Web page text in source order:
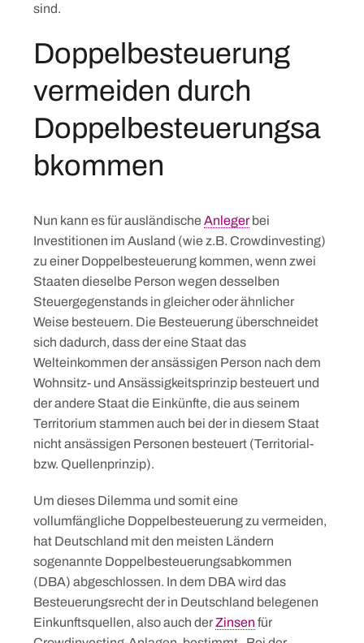
sind.
Doppelbesteuerung
vermeiden durch
Doppelbesteuerungsa
bkommen
Nun kann es für ausländische Anlegerbei
Investitionen im Ausland (wie z.B. Crowdinvesting)
zu einer Doppelbesteuerung kommen, wenn zwei
Staaten dieselbe Person wegen desselben
Steuergegenstands in gleicher oder ähnlicher
Weise besteuern. Die Besteuerung überschneidet
sich dadurch, dass der eine Staat das
Welteinkommen der ansässigen Person nach dem
Wohnsitz- und Ansässigkeitsprinzip besteuert und
der andere Staat die Einkünfte, die aus seinem
Territorium stammen auch bei der in diesem Staat
nicht ansässigen Personen besteuert (Territorial-
bzw. Quellenprinzip).
Um dieses Dilemma und somit eine
vollumfängliche Doppelbesteuerung zu vermeiden,
hat Deutschland mit den meisten Ländern
sogenannte Doppelbesteuerungsabkommen
(DBA) abgeschlossen. In dem DBA wird das
Besteuerungsrecht der in Deutschland belegenen
Einkunftsquellen, also auch der Zinsen für